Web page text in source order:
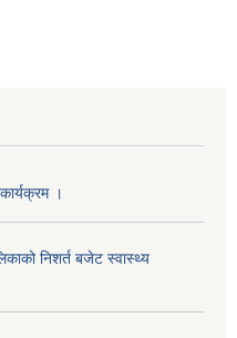
।
निशर्त बजेट स्वास्थ्य